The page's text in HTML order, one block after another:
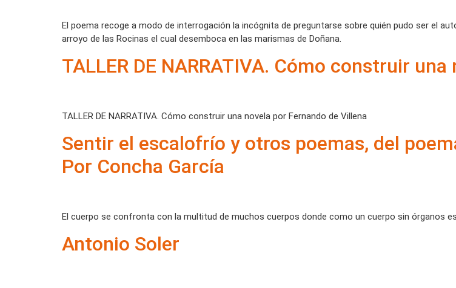
El poema recoge a modo de interrogación la incógnita de preguntarse sobre quién pudo ser el
arroyo de las Rocinas el cual desemboca en las marismas de Doñana.
TALLER DE NARRATIVA. Cómo construir
TALLER DE NARRATIVA. Cómo construir una novela por Fernando de Villena
Sentir el escalofrío y otros poemas, del
Por Concha García
El cuerpo se confronta con la multitud de muchos cuerpos donde como un cuerpo sin órganos
Antonio Soler